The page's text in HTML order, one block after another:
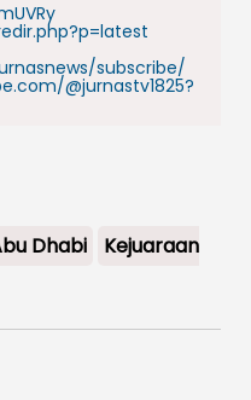
subscribe/
@jurnastv1825?
Dhabi
Kejuaraan